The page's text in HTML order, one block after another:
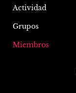
Actividad
Grupos
Miembros